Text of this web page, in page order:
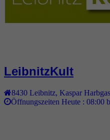
LeibnitzKult
8430 Leibnitz, Kaspar
Öffnungszeiten Heute : 08:00